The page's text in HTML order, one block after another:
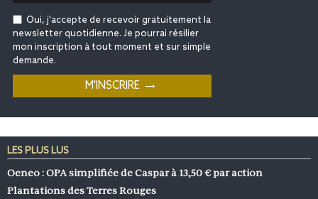
Oui, j'accepte de recevoir gratuitement la
newsletter quotidienne. Je pourrai résilier
mon inscription à tout moment et sur simple
demande.
LES PLUS LUS
Oeneo : OPA simplifiée de Caspar à 13,50 € par action
Plantations des Terres Rouges